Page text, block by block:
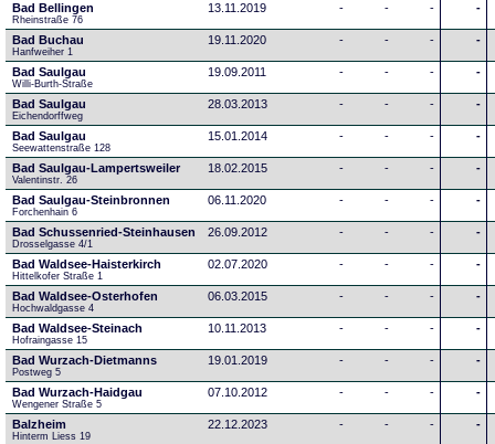
Bad Bellingen
Rheinstraße 76
13.11.2019 - - - -
Bad Buchau
Hanfweiher 1
19.11.2020 - - - -
Bad Saulgau
Willi-Burth-Straße
19.09.2011 - - - -
Bad Saulgau
Eichendorffweg
28.03.2013 - - - -
Bad Saulgau
Seewattenstraße 128
15.01.2014 - - - -
Bad Saulgau-Lampertsweiler
Valentinstr. 26
18.02.2015 - - - -
Bad Saulgau-Steinbronnen
Forchenhain 6
06.11.2020 - - - -
Bad Schussenried-Steinhausen
Drosselgasse 4/1
26.09.2012 - - - -
Bad Waldsee-Haisterkirch
Hittelkofer Straße 1
02.07.2020 - - - -
Bad Waldsee-Osterhofen
Hochwaldgasse 4
06.03.2015 - - - -
Bad Waldsee-Steinach
Hofraingasse 15
10.11.2013 - - - -
Bad Wurzach-Dietmanns
Postweg 5
19.01.2019 - - - -
Bad Wurzach-Haidgau
Wengener Straße 5
07.10.2012 - - - -
Balzheim
Hinterm Liess 19
22.12.2023 - - - -